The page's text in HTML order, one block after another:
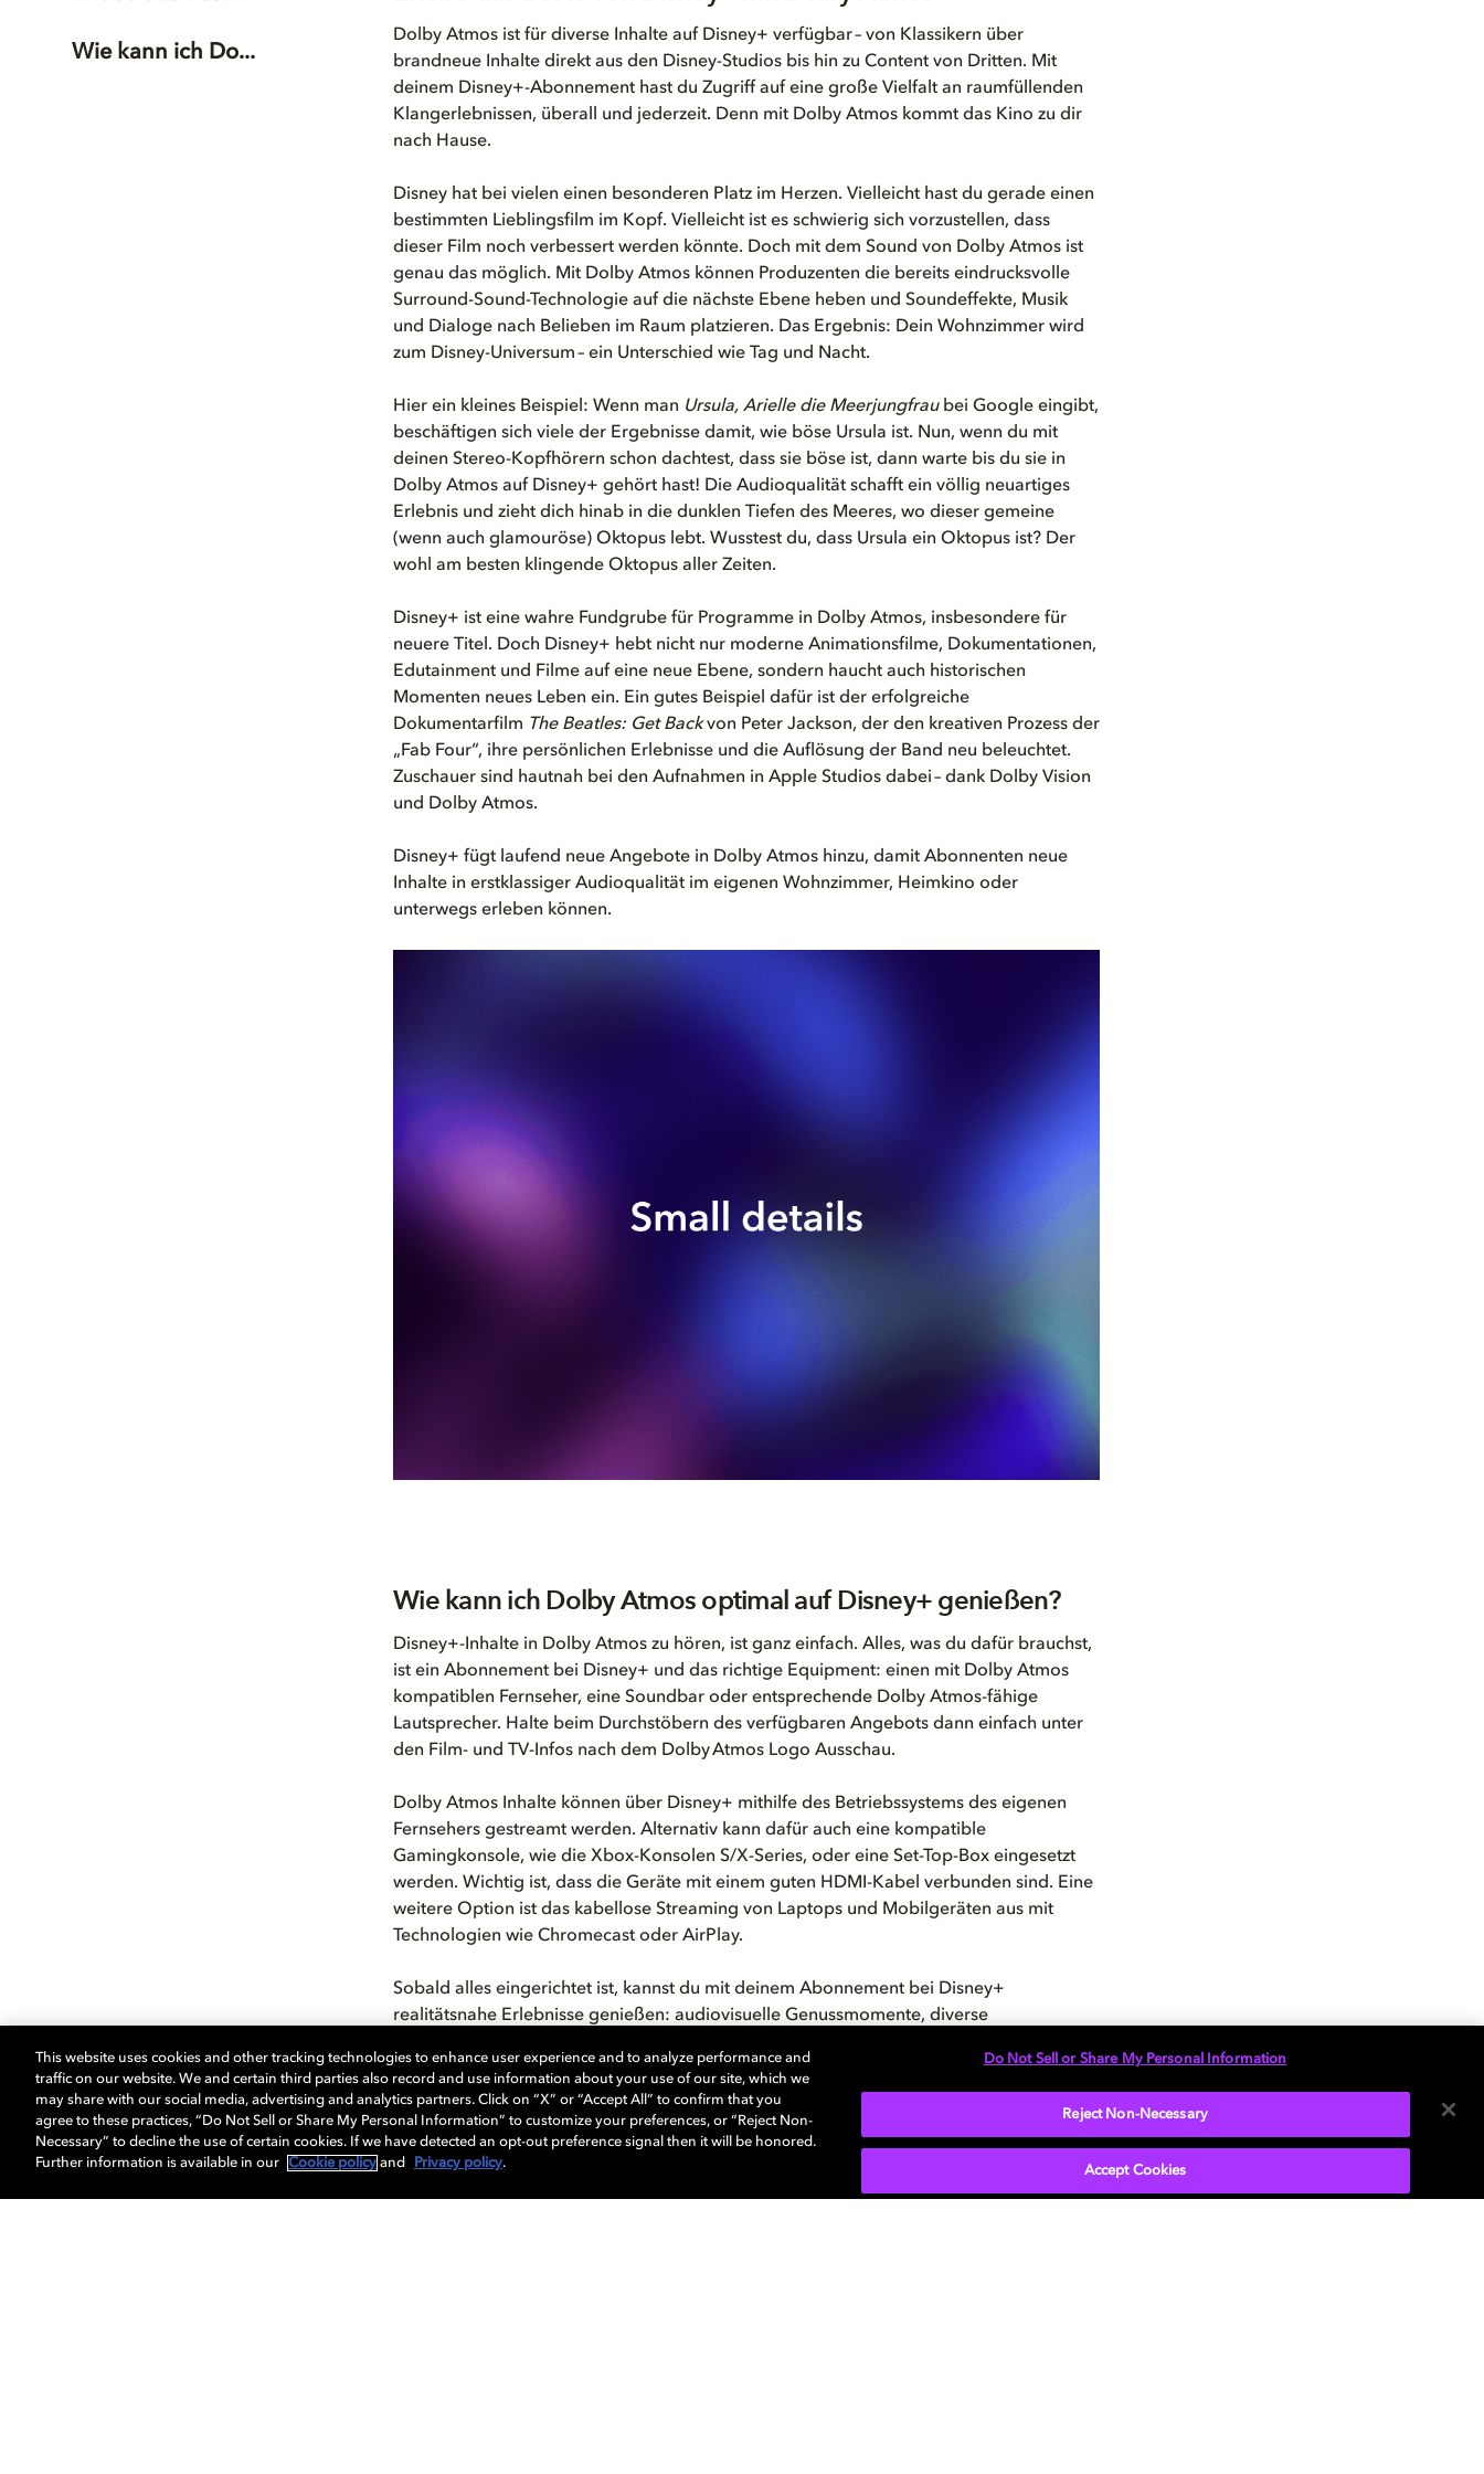
Wie kann ich Do...
Dolby Atmos ist für diverse Inhalte auf Disney+ verfügbar – von Klassikern über
brandneue Inhalte direkt aus den Disney-Studios bis hin zu Content von Dritten. Mit
deinem Disney+-Abonnement hast du Zugriff auf eine große Vielfalt an raumfüllenden
Klangerlebnissen, überall und jederzeit. Denn mit Dolby Atmos kommt das Kino zu dir
nach Hause.
Disney hat bei vielen einen besonderen Platz im Herzen. Vielleicht hast du gerade einen
bestimmten Lieblingsfilm im Kopf. Vielleicht ist es schwierig sich vorzustellen, dass
dieser Film noch verbessert werden könnte. Doch mit dem Sound von Dolby Atmos ist
genau das möglich. Mit Dolby Atmos können Produzenten die bereits eindrucksvolle
Surround-Sound-Technologie auf die nächste Ebene heben und Soundeffekte, Musik
und Dialoge nach Belieben im Raum platzieren. Das Ergebnis: Dein Wohnzimmer wird
zum Disney-Universum – ein Unterschied wie Tag und Nacht.
Hier ein kleines Beispiel: Wenn man Ursula, Arielle die Meerjungfraubei Google eingibt,
beschäftigen sich viele der Ergebnisse damit, wie böse Ursula ist. Nun, wenn du mit
deinen Stereo-Kopfhörern schon dachtest, dass sie böse ist, dann warte bis du sie in
Dolby Atmos auf Disney+ gehört hast! Die Audioqualität schafft ein völlig neuartiges
Erlebnis und zieht dich hinab in die dunklen Tiefen des Meeres, wo dieser gemeine
(wenn auch glamouröse) Oktopus lebt. Wusstest du, dass Ursula ein Oktopus ist? Der
wohl am besten klingende Oktopus aller Zeiten.
Disney+ ist eine wahre Fundgrube für Programme in Dolby Atmos, insbesondere für
neuere Titel. Doch Disney+ hebt nicht nur moderne Animationsfilme, Dokumentationen,
Edutainment und Filme auf eine neue Ebene, sondern haucht auch historischen
Momenten neues Leben ein. Ein gutes Beispiel dafür ist der erfolgreiche
Dokumentarfilm The Beatles: Get Backvon Peter Jackson, der den kreativen Prozess der
„Fab Four“, ihre persönlichen Erlebnisse und die Auflösung der Band neu beleuchtet.
Zuschauer sind hautnah bei den Aufnahmen in Apple Studios dabei – dank Dolby Vision
und Dolby Atmos.
Disney+ fügt laufend neue Angebote in Dolby Atmos hinzu, damit Abonnenten neue
Inhalte in erstklassiger Audioqualität im eigenen Wohnzimmer, Heimkino oder
unterwegs erleben können.
Wie kann ich Dolby Atmos optimal auf Disney+ genießen?
Disney+-Inhalte in Dolby Atmos zu hören, ist ganz einfach. Alles, was du dafür brauchst,
ist ein Abonnement bei Disney+ und das richtige Equipment: einen mit Dolby Atmos
kompatiblen Fernseher, eine Soundbar oder entsprechende Dolby Atmos-fähige
Lautsprecher. Halte beim Durchstöbern des verfügbaren Angebots dann einfach unter
den Film- und TV-Infos nach dem Dolby Atmos Logo Ausschau.
Dolby Atmos Inhalte können über Disney+ mithilfe des Betriebssystems des eigenen
Fernsehers gestreamt werden. Alternativ kann dafür auch eine kompatible
Gamingkonsole, wie die Xbox-Konsolen S/X-Series, oder eine Set-Top-Box eingesetzt
werden. Wichtig ist, dass die Geräte mit einem guten HDMI-Kabel verbunden sind. Eine
weitere Option ist das kabellose Streaming von Laptops und Mobilgeräten aus mit
Technologien wie Chromecast oder AirPlay.
Sobald alles eingerichtet ist, kannst du mit deinem Abonnement bei Disney+
realitätsnahe Erlebnisse genießen: audiovisuelle Genussmomente, diverse
mitten ins Geschehen versetzt. Worauf wartest du also noch? Leg gleich mit unserem
interaktiven Leitfaden für die Einrichtunglos!
This website uses cookies and other tracking technologies to enhance user experience and to analyze performance and
traffic on our website. We and certain third parties also record and use information about your use of our site, which we
may share with our social media, advertising and analytics partners. Click on “X” or “Accept All” to confirm that you
agree to these practices, “Do Not Sell or Share My Personal Information” to customize your preferences, or “Reject Non-
Necessary” to decline the use of certain cookies. If we have detected an opt-out preference signal then it will be honored.
Further information is available in our
Cookie policy and Privacy policy.
Do Not Sell or Share My Personal Information
Reject Non-Necessary
Accept Cookies